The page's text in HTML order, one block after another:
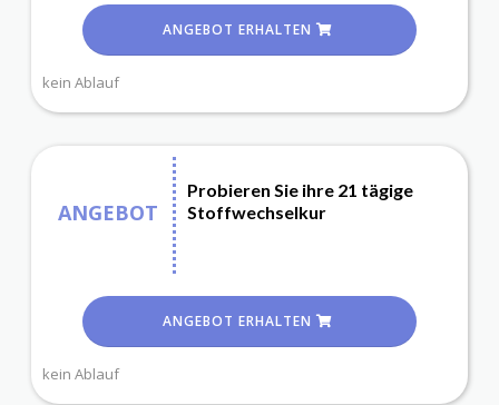
ANGEBOT ERHALTEN
kein Ablauf
ANGEBOT
Probieren Sie ihre 21 tägige
Stoffwechselkur
ANGEBOT ERHALTEN
kein Ablauf